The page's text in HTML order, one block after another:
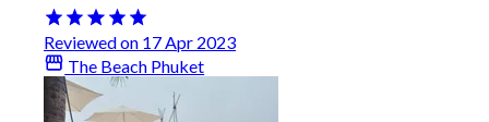
Reviewed on 17 Apr 2023
The Beach Phuket